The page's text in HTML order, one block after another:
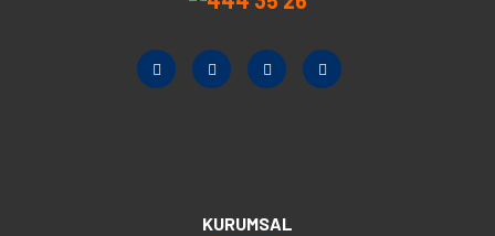
KURUMSAL